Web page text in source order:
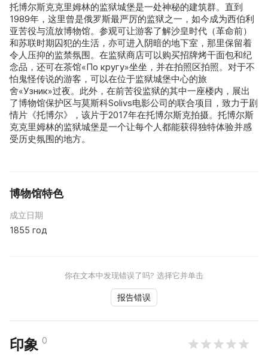
托博尔斯克克里姆林的监狱城堡是一处神秘的建筑群。直到
1989年，这里曾是俄罗斯最严厉的监狱之一，如今成为西伯利
亚苦役与流放博物馆。参观可让游客了解沙皇时代（革命前）
和苏联时期囚犯的生活，亦可进入阴暗的地下室，那里保留着
令人压抑的监禁氛围。在监狱商店可以购买招牌烤干面包和纪
念品，还可在茶馆«По кругу»坐坐，并在拍照区拍照。对于不
怕鬼怪传说的游客，可以在位于监狱城堡中心的旅
舍«Узник»过夜。此外，在前苦役监狱的其中一座楼内，展出
了博物馆保护区与莫斯科Solivs电影公司的联合项目，致力于剧
情片《托博尔》，该片于2017年在托博尔斯克拍摄。托博尔斯
克克里姆林的监狱城堡是一个让每个人都能获得独特体验并感
受历史氛围的地方。
博物馆特色
成立日期
1855 год
你在文本中发现错误了吗? 选择它并单击
报告错误
印象 0